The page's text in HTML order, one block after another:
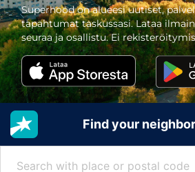
Superhood on alueesi uutiset,
tapahtumat taskussasi. Lataa
seuraa ja osallistu. Ei